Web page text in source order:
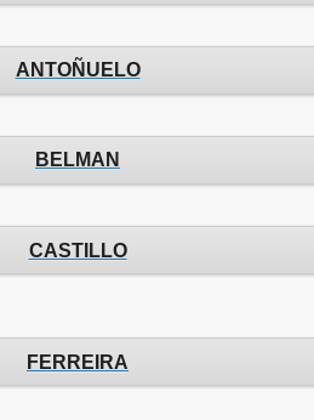
ANTOÑUELO
BELMAN
CASTILLO
FERREIRA